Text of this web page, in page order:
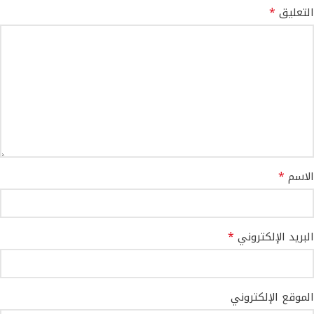
التعليق *
الاسم *
البريد الإلكتروني *
الموقع الإلكتروني